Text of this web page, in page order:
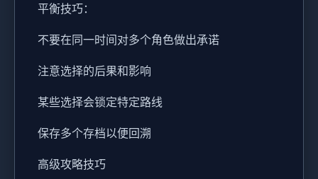
平衡技巧：
不要在同一时间对多个角色做出承诺
注意选择的后果和影响
某些选择会锁定特定路线
保存多个存档以便回溯
高级攻略技巧